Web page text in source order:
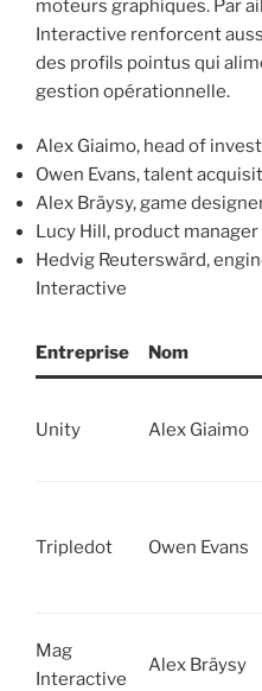
moteurs graphiques. Par
Interactive renforcent
des profils pointus qui
gestion opérationnelle.
Alex Giaimo, head of
Owen Evans, talent
Alex Bräysy, game
Lucy Hill, product
Hedvig Reuterswärd,
Interactive
Entreprise Nom
Unity Alex Giaimo
Tripledot Owen Evans
Mag
Interactive
Alex Bräysy